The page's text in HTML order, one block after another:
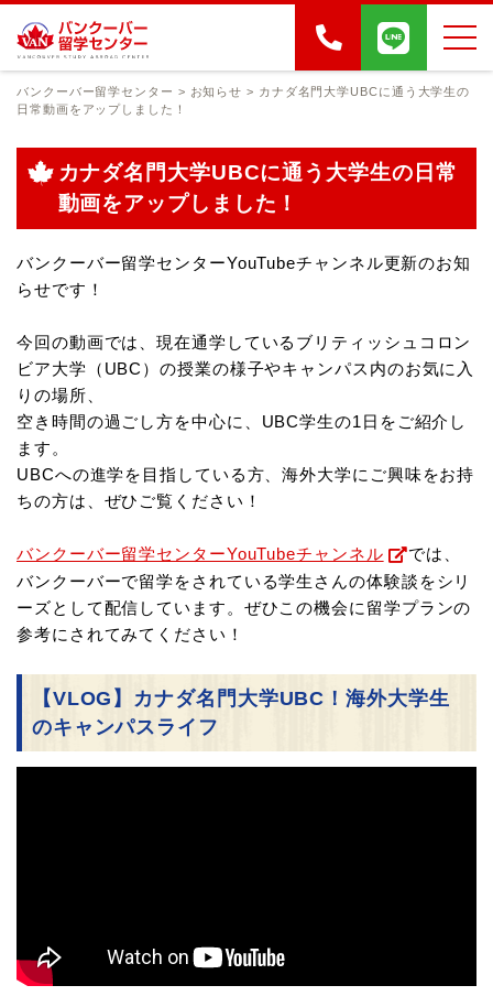
バンクーバー留学センター > お知らせ > カナダ名門大学UBCに通う大学生の
日常動画をアップしました！
カナダ名門大学UBCに通う大学生の日常
動画をアップしました！
バンクーバー留学センターYouTubeチャンネル更新のお知
らせです！
今回の動画では、現在通学しているブリティッシュコロン
ビア大学（UBC）の授業の様子やキャンパス内のお気に入
りの場所、
空き時間の過ごし方を中心に、UBC学生の1日をご紹介し
ます。
UBCへの進学を目指している方、海外大学にご興味をお持
ちの方は、ぜひご覧ください！
バンクーバー留学センターYouTubeチャンネル
では、
バンクーバーで留学をされている学生さんの体験談をシリ
ーズとして配信しています。ぜひこの機会に留学プランの
参考にされてみてください！
【VLOG】カナダ名門大学UBC！海外大学生
のキャンパスライフ